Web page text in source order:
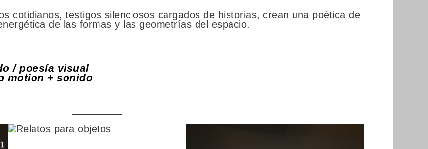
cotidianos, testigos silenciosos cargados de historias, crean una poética de
de las formas y las geometrías del espacio.
/ poesía visual
motion + sonido